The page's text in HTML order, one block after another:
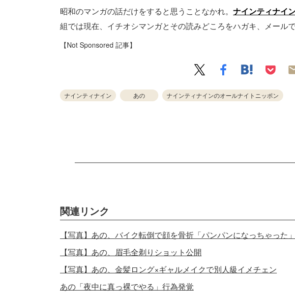
昭和のマンガの話だけをすると思うことなかれ。 ナインティナイ
組では現在、イチオシマンガとその読みどころをハガキ、メール
【Not Sponsored 記事】
ナインティナイン あの ナインティナインのオールナイトニッポン
関連リンク
【写真】あの、バイク転倒で顔を骨折「パンパンになっちゃった」
【写真】あの、眉毛全剃りショット公開
【写真】あの、金髪ロング×ギャルメイクで別人級イメチェン
あの「夜中に真っ裸でやる」行為発覚